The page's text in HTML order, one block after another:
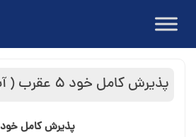
content
پذیرش کامل خود ۵ عقرب ( آبان ماه )
پذیرش کامل خود